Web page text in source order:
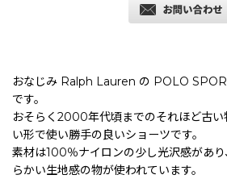
おなじみ Ralph Lauren の POLO
です。
おそらく2000年代頃までのそれほど古
い形で使い勝手の良いショーツです。
素材は100％ナイロンの少し光沢感があ
らかい生地感の物が使われています。